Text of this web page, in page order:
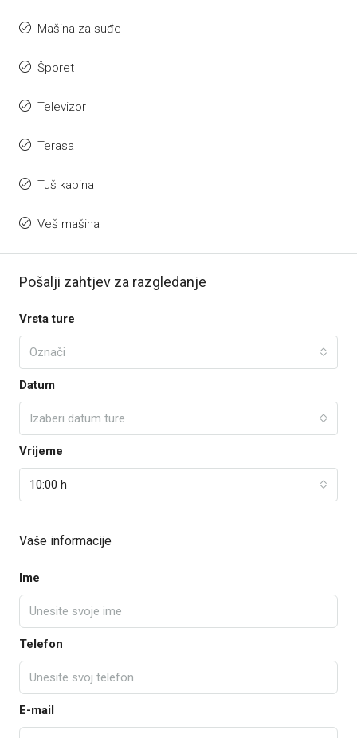
Mašina za suđe
Šporet
Televizor
Terasa
Tuš kabina
Veš mašina
Pošalji zahtjev za razgledanje
Vrsta ture
Označi
Datum
Izaberi datum ture
Vrijeme
10:00 h
Vaše informacije
Ime
Telefon
E-mail